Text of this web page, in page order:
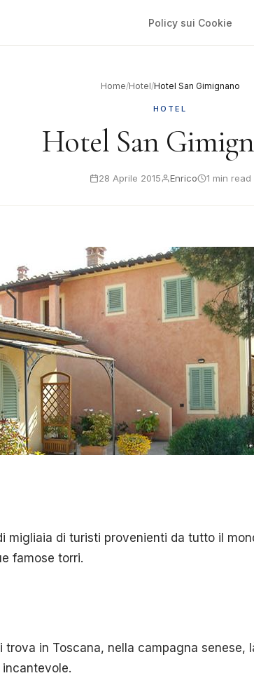
Policy sui Cookie
Home/Hotel/Hotel San Gimignano
HOTEL
Hotel San
28 Aprile 2015 Enrico 1 min read
migliaia di turisti provenienti da tutto il
famose torri.
trova in Toscana, nella campagna senese,